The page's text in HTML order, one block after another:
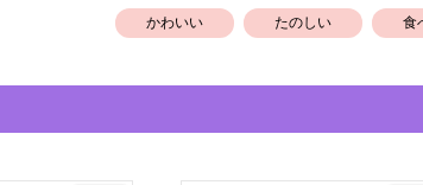
かわいい たのしい 食